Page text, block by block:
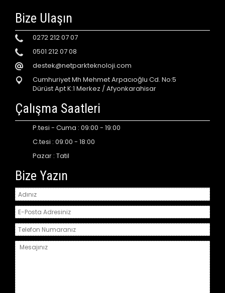
Bize Ulaşın
0272 212 07 07
0501 212 07 08
destek@netparkteknoloji.com
Cumhuriyet Mh Mehmet Arpacıoğlu Cd. No:5
Dürüst Apt K:1 Merkez / Afyonkarahisar
Çalışma Saatleri
P.tesi - Cuma : 09:00 - 19:00
C.tesi : 09:00 - 18:00
Pazar : Tatil
Bize Yazın